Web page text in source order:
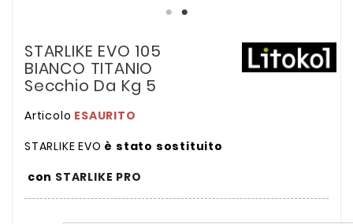
STARLIKE EVO 105
BIANCO TITANIO
Secchio Da Kg 5
Articolo ESAURITO
STARLIKE EVO è stato sostituito
con STARLIKE PRO